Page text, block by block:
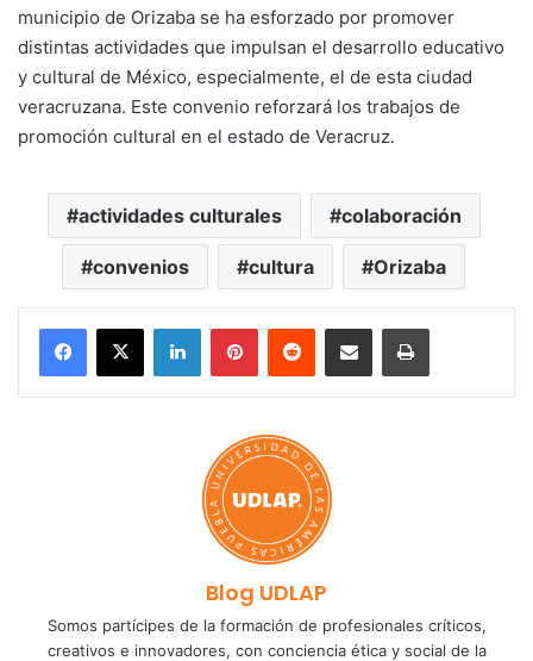
municipio de Orizaba se ha esforzado por promover
distintas actividades que impulsan el desarrollo educativo
y cultural de México, especialmente, el de esta ciudad
veracruzana. Este convenio reforzará los trabajos de
promoción cultural en el estado de Veracruz.
actividades culturales colaboración
convenios cultura Orizaba
LinkedInPinterestReddit Share via Email Print
Blog UDLAP
Somos partícipes de la formación de profesionales críticos,
creativos e innovadores, con conciencia ética y social de la